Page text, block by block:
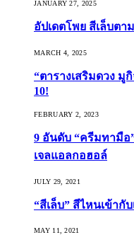
JANUARY 27, 2025
อัปเดตโพย สีเล็บตา
MARCH 4, 2025
“ตารางเสริมดวง มู
10!
FEBRUARY 2, 2023
9 อันดับ “ครีมทามือ
เจลแอลกอฮอล์
JULY 29, 2021
“สีเล็บ” สีไหนเข้ากั
MAY 11, 2021